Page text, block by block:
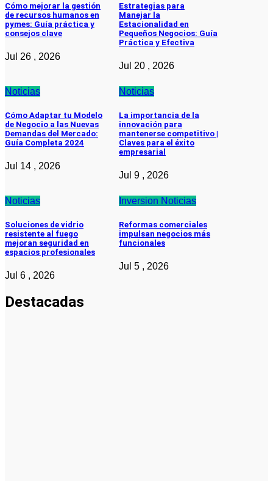
Cómo mejorar la gestión
de recursos humanos en
pymes: Guía práctica y
consejos clave
Jul 26 , 2026
Estrategias para
Manejar la
Estacionalidad en
Pequeños Negocios: Guía
Práctica y Efectiva
Jul 20 , 2026
Noticias
Cómo Adaptar tu Modelo
de Negocio a las Nuevas
Demandas del Mercado:
Guía Completa 2024
Jul 14 , 2026
Noticias
La importancia de la
innovación para
mantenerse competitivo |
Claves para el éxito
empresarial
Jul 9 , 2026
Noticias
Soluciones de vidrio
resistente al fuego
mejoran seguridad en
espacios profesionales
Jul 6 , 2026
Inversion Noticias
Reformas comerciales
impulsan negocios más
funcionales
Jul 5 , 2026
Destacadas